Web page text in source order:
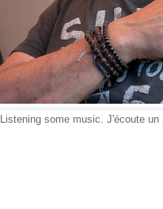
Listening some music. J'écoute